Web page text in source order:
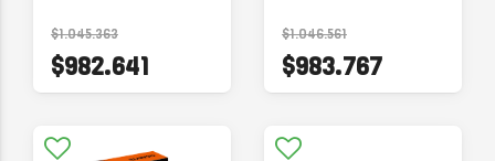
$1.045.363
$982.641
$1.046.561
$983.767